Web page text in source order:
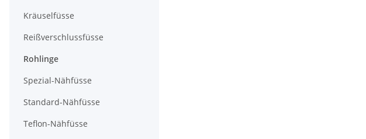
Kräuselfüsse
Reißverschlussfüsse
Rohlinge
Spezial-Nähfüsse
Standard-Nähfüsse
Teflon-Nähfüsse